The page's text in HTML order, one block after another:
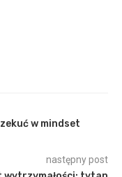
w mindset
następny post